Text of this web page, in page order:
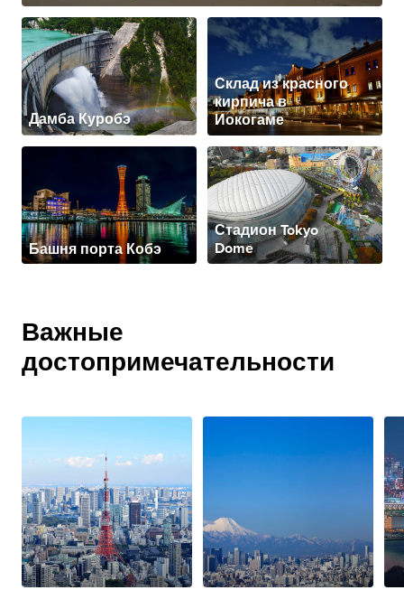
Дамба Куробэ
Склад из красного
кирпича в
Иокогаме
Башня порта Кобэ
Стадион Tokyo
Dome
Важные
достопримечательности